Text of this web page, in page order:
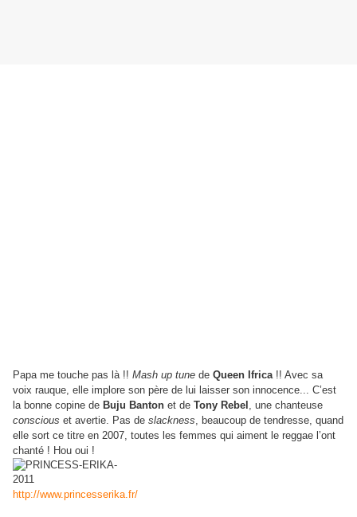
Papa me touche pas là !! Mash up tune de Queen Ifrica!! Avec sa
voix rauque, elle implore son père de lui laisser son innocence... C’est
la bonne copine de Buju Banton et de Tony Rebel , une chanteuse
conscious et avertie. Pas de slackness, beaucoup de tendresse, quand
elle sort ce titre en 2007, toutes les femmes qui aiment le reggae l’ont
chanté ! Hou oui !
http://www.princesserika.fr/